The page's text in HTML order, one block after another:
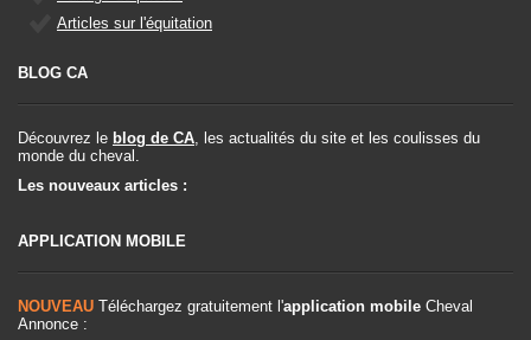
Articles sur l'équitation
BLOG CA
Découvrez le blog de CA, les actualités du site et les coulisses du
monde du cheval.
Les nouveaux articles :
APPLICATION MOBILE
NOUVEAU Téléchargez gratuitement l'application mobile Cheval
Annonce :